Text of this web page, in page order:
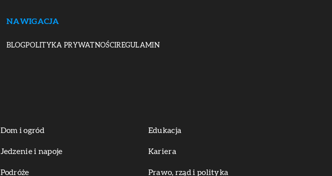
NAWIGACJA
BLOGPOLITYKA PRYWATNOŚCIREGULAMIN
Dom i ogród Edukacja
Jedzenie i napoje Kariera
Podróże Prawo, rząd i polityka